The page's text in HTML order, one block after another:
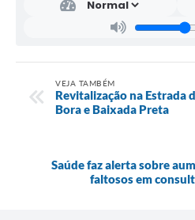
VEJA TAMBÉM
Revitalização na Estrada
Bora e Baixada Preta
Saúde faz alerta sobre
faltosos em